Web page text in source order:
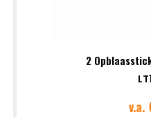
2
v.a.